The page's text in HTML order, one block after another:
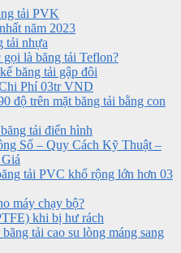
tải PVK
năm 2023
tải nhựa
là băng tải Teflon?
băng tải gập đôi
Phí 03tr VND
độ trên mặt băng tải bằng con
tải điển hình
Số – Quy Cách Kỹ Thuật –
tải PVC khổ rộng lớn hơn 03
máy chạy bộ?
khi bị hư rách
tải cao su lòng máng sang